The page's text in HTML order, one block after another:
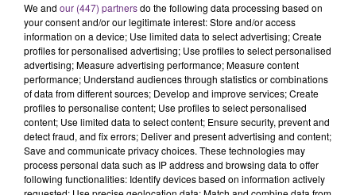
7 août 2026
LA CENTRALE NUCLÉAIRE DE CHOOZ
TOUJOURS À L'ARRÊT
We and our (447) partnersdo the following data processing based on
your consent and/or our legitimate interest: Store and/or access
information on a device; Use limited data to select advertising; Create
profiles for personalised advertising; Use profiles to select personalised
advertising; Measure advertising performance; Measure content
performance; Understand audiences through statistics or combinations
of data from different sources; Develop and improve services; Create
profiles to personalise content; Use profiles to select personalised
content; Use limited data to select content; Ensure security, prevent and
detect fraud, and fix errors; Deliver and present advertising and content;
Save and communicate privacy choices. These technologies may
process personal data such as IP address and browsing data to offer
following functionalities: Identify devices based on information actively